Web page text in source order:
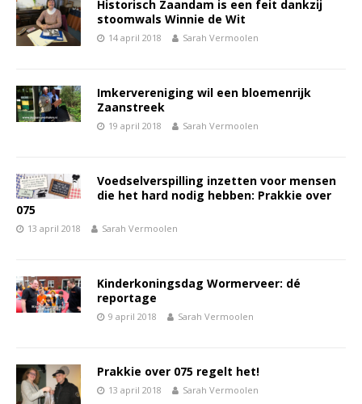
Historisch Zaandam is een feit dankzij
stoomwals Winnie de Wit
14 april 2018 Sarah Vermoolen
Imkervereniging wil een bloemenrijk
Zaanstreek
19 april 2018 Sarah Vermoolen
Voedselverspilling inzetten voor mensen
die het hard nodig hebben: Prakkie over
075
13 april 2018 Sarah Vermoolen
Kinderkoningsdag Wormerveer: dé
reportage
9 april 2018 Sarah Vermoolen
Prakkie over 075 regelt het!
13 april 2018 Sarah Vermoolen